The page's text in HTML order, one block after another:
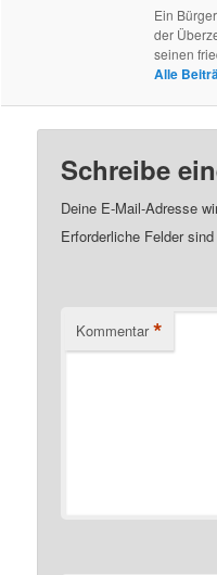
Ein
der
seinen
Alle
Schreibe
Deine E-Mail-Adresse
Erforderliche Felder
Kommentar *